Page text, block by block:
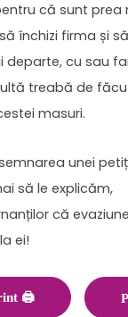
că sunt prea
închizi firma și
cu sau
treabă de
masuri.
unei
să le explicăm,
că
ei!
🖨